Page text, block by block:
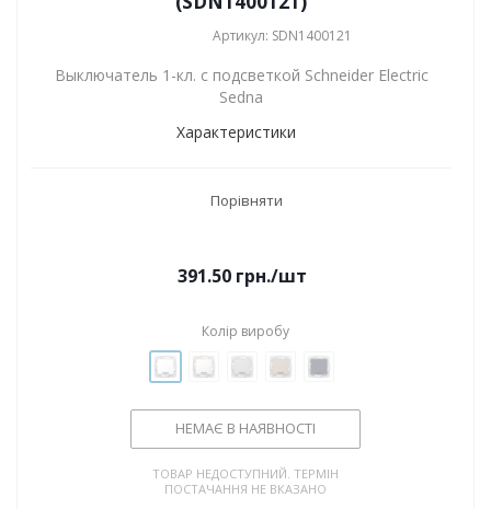
Артикул: SDN1400121
Выключатель 1-кл. с подсветкой Schneider Electric
Sedna
Характеристики
Порівняти
391.50грн./шт
Колір виробу
НЕМАЄ В НАЯВНОСТІ
ТОВАР НЕДОСТУПНИЙ. ТЕРМІН
ПОСТАЧАННЯ НЕ ВКАЗАНО